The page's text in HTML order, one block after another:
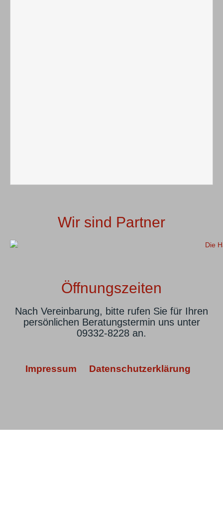
Wir sind Partner
Öffnungszeiten
Nach Vereinbarung, bitte rufen Sie für Ihren
persönlichen Beratungstermin uns unter
09332-8228 an.
Impressum Datenschutzerklärung